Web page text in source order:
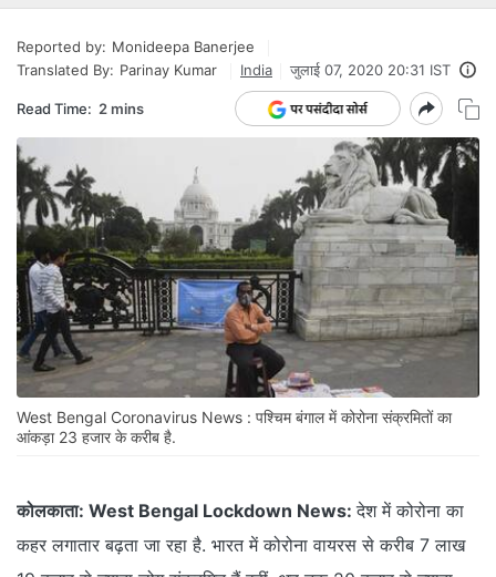
Reported by: Monideepa Banerjee
Translated By: Parinay Kumar India जुलाई 07, 2020 20:31 IST
Read Time: 2 mins
West Bengal Coronavirus News : पश्चिम बंगाल में कोरोना संक्रमितों का
आंकड़ा 23 हजार के करीब है.
कोलकाता: West Bengal Lockdown News:देश में कोरोना का
कहर लगातार बढ़ता जा रहा है. भारत में कोरोना वायरस से करीब 7 लाख